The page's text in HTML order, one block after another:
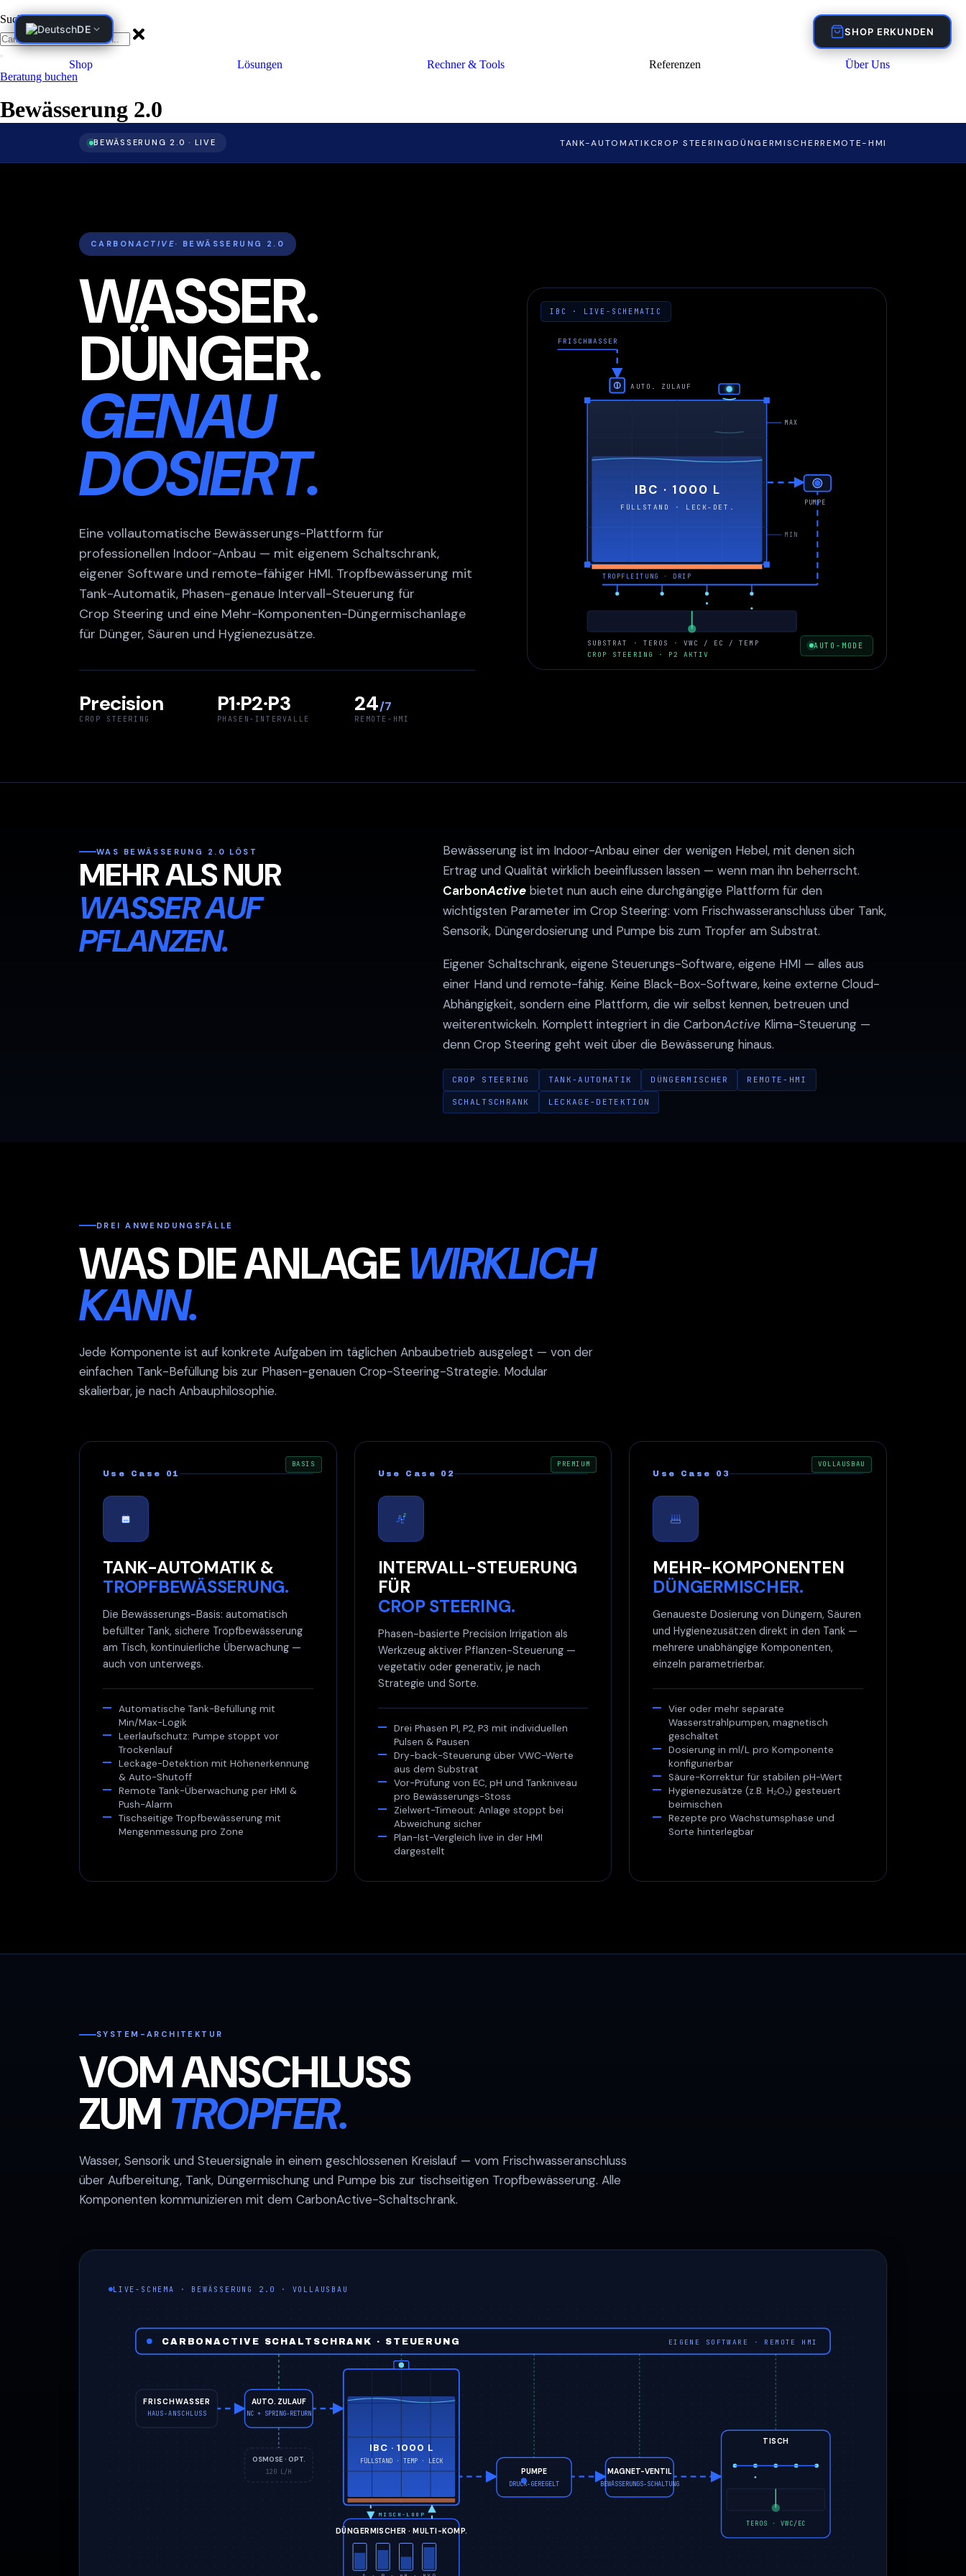
Inhalt
wechseln
Suche
Shop Lösungen Rechner & Tools Referenzen
Über Uns
Beratung buchen
Bewässerung 2.0
BEWÄSSERUNG 2.0 · LIVE TANK-AUTOMATIKCROP STEERINGDÜNGERMISCHERREMOTE-HMI
CARBON ACTIVE· BEWÄSSERUNG 2.0
WASSER.
DÜNGER.
GENAU
DOSIERT.
Eine vollautomatische Bewässerungs-Plattform für
professionellen Indoor-Anbau — mit eigenem Schaltschrank,
eigener Software und remote-fähiger HMI. Tropfbewässerung mit
Tank-Automatik, Phasen-genaue Intervall-Steuerung für
Crop Steering und eine Mehr-Komponenten-Düngermischanlage
für Dünger, Säuren und Hygienezusätze.
Precision
CROP STEERING
P1·P2·P3
PHASEN-INTERVALLE
24/7
REMOTE-HMI
IBC · LIVE-SCHEMATIC
AUTO-MODE
FRISCHWASSER
AUTO. ZULAUF
MAX
MIN
IBC · 1000 L
FÜLLSTAND · LECK-DET. PUMPE
TROPFLEITUNG · DRIP
SUBSTRAT · TEROS · VWC / EC / TEMP
CROP STEERING · P2 AKTIV
WAS BEWÄSSERUNG 2.0 LÖST
MEHR ALS NUR
WASSER AUF
PFLANZEN.
Bewässerung ist im Indoor-Anbau einer der wenigen Hebel, mit denen sich
Ertrag und Qualität wirklich beeinflussen lassen — wenn man ihn beherrscht.
CarbonActivebietet nun auch eine durchgängige Plattform für den
wichtigsten Parameter im Crop Steering: vom Frischwasseranschluss über Tank,
Sensorik, Düngerdosierung und Pumpe bis zum Tropfer am Substrat.
Eigener Schaltschrank, eigene Steuerungs-Software, eigene HMI — alles aus
einer Hand und remote-fähig. Keine Black-Box-Software, keine externe Cloud-
Abhängigkeit, sondern eine Plattform, die wir selbst kennen, betreuen und
weiterentwickeln. Komplett integriert in die CarbonActive Klima-Steuerung —
denn Crop Steering geht weit über die Bewässerung hinaus.
CROP STEERING TANK-AUTOMATIK DÜNGERMISCHER REMOTE-HMI
SCHALTSCHRANK LECKAGE-DETEKTION
DREI ANWENDUNGSFÄLLE
WAS DIE ANLAGEWIRKLICH
KANN.
Jede Komponente ist auf konkrete Aufgaben im täglichen Anbaubetrieb ausgelegt — von der
einfachen Tank-Befüllung bis zur Phasen-genauen Crop-Steering-Strategie. Modular
skalierbar, je nach Anbauphilosophie.
BASIS
Use Case 01
TANK-AUTOMATIK &
TROPFBEWÄSSERUNG.
Die Bewässerungs-Basis: automatisch
befüllter Tank, sichere Tropfbewässerung
am Tisch, kontinuierliche Überwachung —
auch von unterwegs.
Automatische Tank-Befüllung mit
Min/Max-Logik
Leerlaufschutz: Pumpe stoppt vor
Trockenlauf
Leckage-Detektion mit Höhenerkennung
& Auto-Shutoff
Remote Tank-Überwachung per HMI &
Push-Alarm
Tischseitige Tropfbewässerung mit
Mengenmessung pro Zone
PREMIUM
Use Case 02
P1
P2
P3
INTERVALL-STEUERUNG
FÜR
CROP STEERING.
Phasen-basierte Precision Irrigation als
Werkzeug aktiver Pflanzen-Steuerung —
vegetativ oder generativ, je nach
Strategie und Sorte.
Drei Phasen P1, P2, P3 mit individuellen
Pulsen & Pausen
Dry-back-Steuerung über VWC-Werte
aus dem Substrat
Vor-Prüfung von EC, pH und Tankniveau
pro Bewässerungs-Stoss
Zielwert-Timeout: Anlage stoppt bei
Abweichung sicher
Plan-Ist-Vergleich live in der HMI
dargestellt
VOLLAUSBAU
Use Case 03
MEHR-KOMPONENTEN
DÜNGERMISCHER.
Genaueste Dosierung von Düngern, Säuren
und Hygienezusätzen direkt in den Tank —
mehrere unabhängige Komponenten,
einzeln parametrierbar.
Vier oder mehr separate
Wasserstrahlpumpen, magnetisch
geschaltet
Dosierung in ml/L pro Komponente
konfigurierbar
Säure-Korrektur für stabilen pH-Wert
Hygienezusätze (z.B. H₂O₂) gesteuert
beimischen
Rezepte pro Wachstumsphase und
Sorte hinterlegbar
SYSTEM-ARCHITEKTUR
VOM ANSCHLUSS
ZUMTROPFER.
Wasser, Sensorik und Steuersignale in einem geschlossenen Kreislauf — vom Frischwasseranschluss
über Aufbereitung, Tank, Düngermischung und Pumpe bis zur tischseitigen Tropfbewässerung. Alle
Komponenten kommunizieren mit dem CarbonActive-Schaltschrank.
LIVE-SCHEMA · BEWÄSSERUNG 2.0 · VOLLAUSBAU
CARBONACTIVE SCHALTSCHRANK · STEUERUNG EIGENE SOFTWARE · REMOTE HMI
FRISCHWASSER
HAUS-ANSCHLUSS
AUTO. ZULAUF
NC + SPRING-RETURN
OSMOSE · OPT.
120 L/H
IBC · 1000 L
FÜLLSTAND · TEMP · LECK
DÜNGERMISCHER · MULTI-KOMP.
MISCH-LOOP
PUMPE
DRUCK-GEREGELT
MAGNET-VENTIL
BEWÄSSERUNGS-SCHALTUNG
TISCH
TEROS · VWC/EC
DE
DE SHOP ERKUNDEN